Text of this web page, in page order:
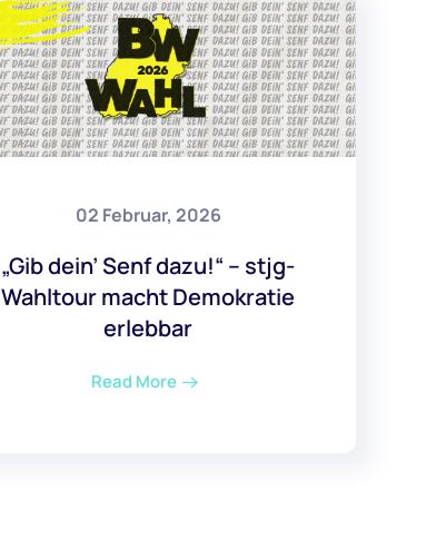
02 Februar, 2026
„Gib dein’ Senf dazu!“ – stjg-
Wahltour macht Demokratie
erlebbar
Read More